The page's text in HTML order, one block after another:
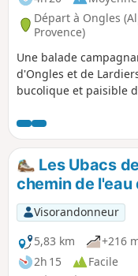
Départ à Ongles
Provence)
Une balade
d'Ongles et de
bucolique et paisible
des lavandes et des
Les Ubacs
chemin de l'eau
Visorandonneur
5,83 km
+216
2h 15
Facile